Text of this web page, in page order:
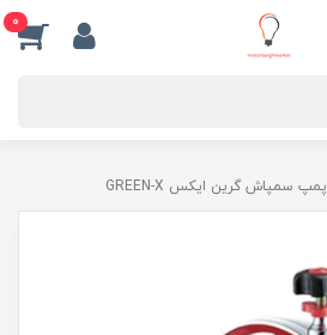
0
پمپ سمپاش گرین ایکس GREEN-X